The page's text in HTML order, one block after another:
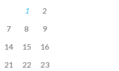
1
2
7 8
9
14 15
16
21 22 23